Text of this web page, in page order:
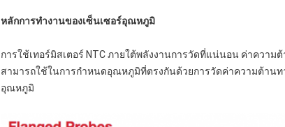
หลักการทํางานของเซ็นเซอร์อุณหภูมิ
การใช้เทอร์มิสเตอร์ NTC ภายใต้พลังงานการวัดที่แน่นอน ค่าควา
สามารถใช้ในการกําหนดอุณหภูมิที่ตรงกันด้วยการวัดค่าความต้าน
อุณหภูมิ